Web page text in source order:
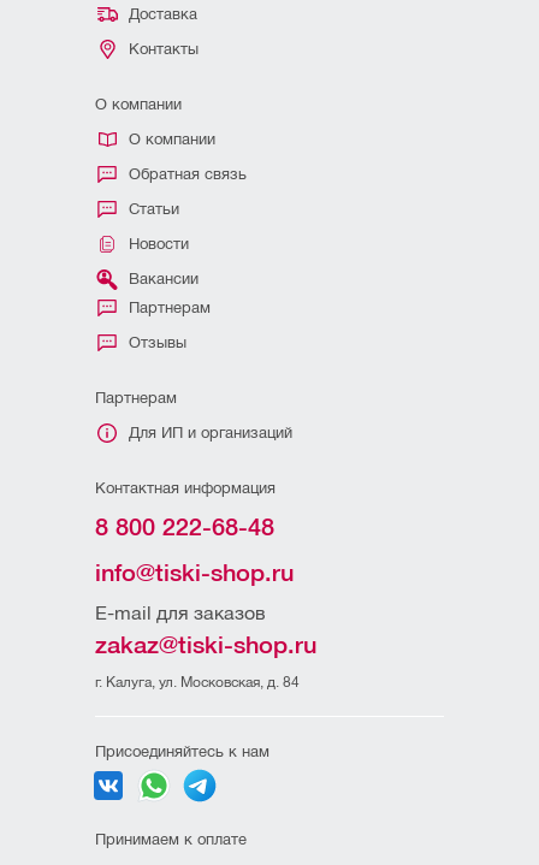
Доставка
Контакты
О компании
О компании
Обратная связь
Статьи
Новости
Вакансии
Партнерам
Отзывы
Партнерам
Для ИП и организаций
Контактная информация
8 800 222-68-48
info@tiski-shop.ru
E-mail для заказов
zakaz@tiski-shop.ru
г. Калуга, ул. Московская, д. 84
Присоединяйтесь к нам
Принимаем к оплате